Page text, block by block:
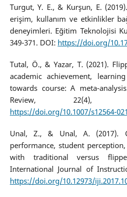
Turgut, Y. E., & Kurşun, E.
erişim, kullanım ve etkinlikler
deneyimleri. Eğitim Teknolojisi
349-371. DOI: https://doi.org/
Tutal, Ö., & Yazar, T. (2021).
academic achievement,
towards course: A meta-
Review, 22(4),
https://doi.org/10.1007/s12564-
Unal, Z., & Unal, A. (2017).
performance, student
with traditional versus
International Journal of
https://doi.org/10.12973/